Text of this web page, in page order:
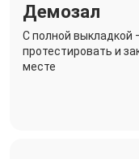
Демозал
C полной
протестировать и
месте